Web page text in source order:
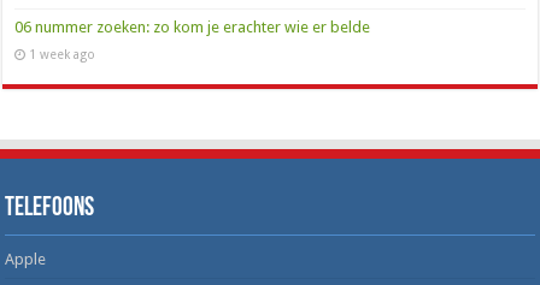
06 nummer zoeken: zo kom je erachter wie er belde
1 week ago
Telefoons
Apple